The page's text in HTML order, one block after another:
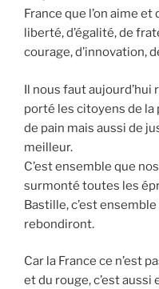
France que l’on aime et
liberté, d’égalité, de
courage, d’innovation,
Il nous faut aujourd’hui
porté les citoyens de
de pain mais aussi de
meilleur.
C’est ensemble que
surmonté toutes les
Bastille, c’est
rebondiront.
Car la France ce n’est
et du rouge, c’est